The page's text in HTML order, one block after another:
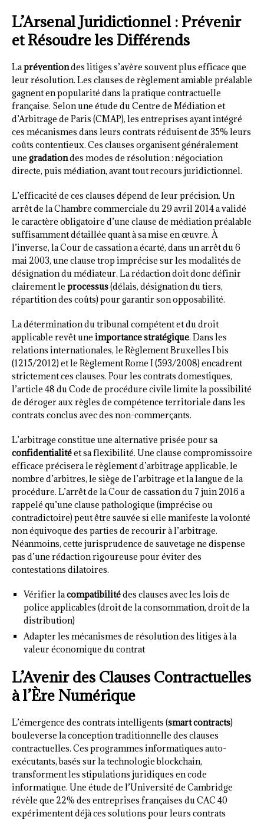
L’Arsenal Juridictionnel : Prévenir
et Résoudre les Différends
Lapréventiondes litiges s’avère souvent plus efficace que
leur résolution. Les clauses de règlement amiable préalable
gagnent en popularité dans la pratique contractuelle
française. Selon une étude du Centre de Médiation et
d’Arbitrage de Paris (CMAP), les entreprises ayant intégré
ces mécanismes dans leurs contrats réduisent de 35% leurs
coûts contentieux. Ces clauses organisent généralement
une gradationdes modes de résolution : négociation
directe, puis médiation, avant tout recours juridictionnel.
L’efficacité de ces clauses dépend de leur précision. Un
arrêt de la Chambre commerciale du 29 avril 2014 a validé
le caractère obligatoire d’une clause de médiation préalable
suffisamment détaillée quant à sa mise en œuvre. À
l’inverse, la Cour de cassation a écarté, dans un arrêt du 6
mai 2003, une clause trop imprécise sur les modalités de
désignation du médiateur. La rédaction doit donc définir
clairement le processus(délais, désignation du tiers,
répartition des coûts) pour garantir son opposabilité.
La détermination du tribunal compétent et du droit
applicable revêt une importance stratégique. Dans les
relations internationales, le Règlement Bruxelles I bis
(1215/2012) et le Règlement Rome I (593/2008) encadrent
strictement ces clauses. Pour les contrats domestiques,
l’article 48 du Code de procédure civile limite la possibilité
de déroger aux règles de compétence territoriale dans les
contrats conclus avec des non-commerçants.
L’arbitrage constitue une alternative prisée pour sa
confidentialitéet sa flexibilité. Une clause compromissoire
efficace précisera le règlement d’arbitrage applicable, le
nombre d’arbitres, le siège de l’arbitrage et la langue de la
procédure. L’arrêt de la Cour de cassation du 7 juin 2016 a
rappelé qu’une clause pathologique (imprécise ou
contradictoire) peut être sauvée si elle manifeste la volonté
non équivoque des parties de recourir à l’arbitrage.
Néanmoins, cette jurisprudence de sauvetage ne dispense
pas d’une rédaction rigoureuse pour éviter des
contestations dilatoires.
Vérifier lacompatibilitédes clauses avec les lois de
police applicables (droit de la consommation, droit de la
distribution)
Adapter les mécanismes de résolution des litiges à la
valeur économique du contrat
L’Avenir des Clauses Contractuelles
à l’Ère Numérique
L’émergence des contrats intelligents (smart contracts)
bouleverse la conception traditionnelle des clauses
contractuelles. Ces programmes informatiques auto-
exécutants, basés sur la technologie blockchain,
transforment les stipulations juridiques en code
informatique. Une étude de l’Université de Cambridge
révèle que 22% des entreprises françaises du CAC 40
expérimentent déjà ces solutions pour leurs contrats